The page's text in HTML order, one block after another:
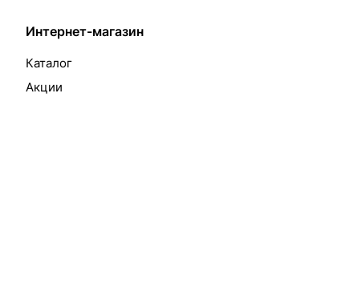
Интернет-магазин
Каталог
Акции